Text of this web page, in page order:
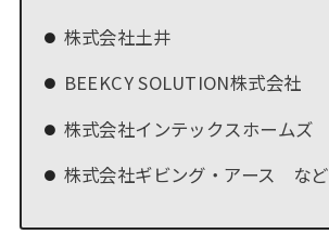
株式会社土井
BEEKCY SOLUTION株式会社
株式会社インテックスホームズ
株式会社ギビング・アース など